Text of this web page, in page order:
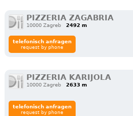
PIZZERIA ZAGABRIA
10000 Zagreb 2492 m
telefonisch anfragen
request by phone
PIZZERIA KARIJOLA
10000 Zagreb
2633 m
telefonisch anfragen
request by phone